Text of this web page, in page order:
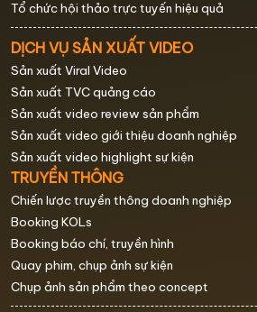
Tổ chức hội thảo trực tuyến hiệu quả
DỊCH VỤ SẢN XUẤT VIDEO
Sản xuất Viral Video
Sản xuất TVC quảng cáo
Sản xuất video review sản phẩm
Sản xuất video giới thiệu doanh nghiệp
Sản xuất video highlight sự kiện
TRUYỀN THÔNG
Chiến lược truyền thông doanh nghiệp
Booking KOLs
Booking báo chí, truyền hình
Quay phim, chụp ảnh sự kiện
Chụp ảnh sản phẩm theo concept